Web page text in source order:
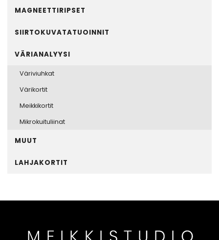
MAGNEETTIRIPSET
SIIRTOKUVATATUOINNIT
VÄRIANALYYSI
Väriviuhkat
Värikortit
Meikkikortit
Mikrokuituliinat
MUUT
LAHJAKORTIT